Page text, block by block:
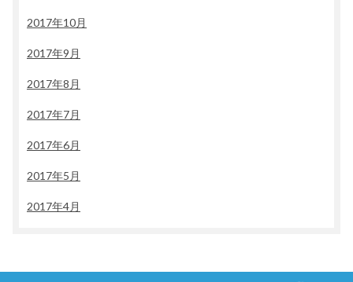
2017年10月
2017年9月
2017年8月
2017年7月
2017年6月
2017年5月
2017年4月